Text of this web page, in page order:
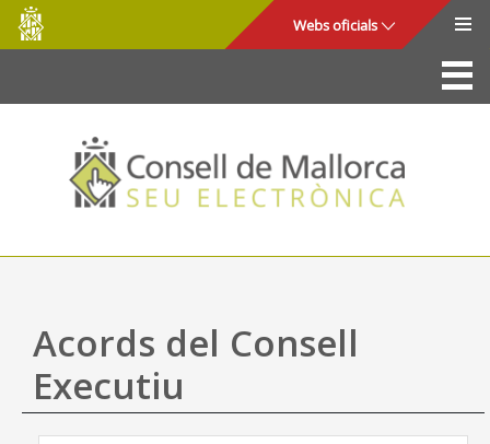
Salta al contingut principal
Consell
de
Mallorca
Webs oficials
La Seu
Consell de Mallorca
Accés i seguretat
Utilitats
Ajuda
Acords del Consell
Executiu